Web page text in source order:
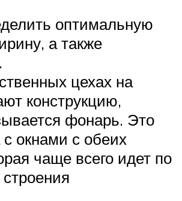
оптимальную
а также
цехах на
конструкцию,
фонарь. Это
с окнами с обеих
чаще всего идет по